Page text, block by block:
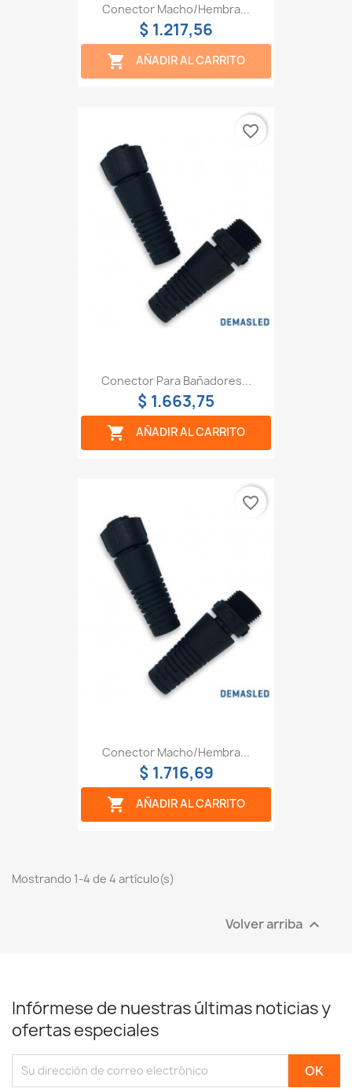
Conector Macho/hembra...
$ 1.217,56
 AÑADIR AL CARRITO
Conector Para Bañadores...
$ 1.663,75
 AÑADIR AL CARRITO
favorite_border
Conector Macho/hembra...
$ 1.716,69
 AÑADIR AL CARRITO
favorite_border
Mostrando 1-4 de 4 artículo(s)
Volver arriba 
Infórmese de nuestras últimas noticias y
ofertas especiales